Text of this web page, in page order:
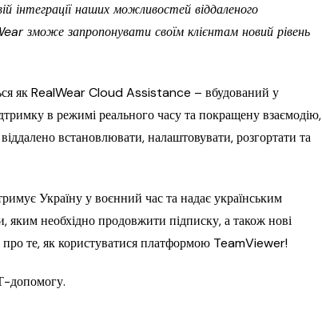
інтеграції наших можливостей віддаленого
зможе запропонувати своїм клієнтам новий рівень
як RealWear Cloud Assistance – вбудований у
в режимі реального часу та покращену взаємодію,
встановлювати, налаштовувати, розгортати та
Україну у воєнний час та надає українським
яким необхідно продовжити підписку, а також нові
те, як користуватися платформою TeamViewer!
допомогу.